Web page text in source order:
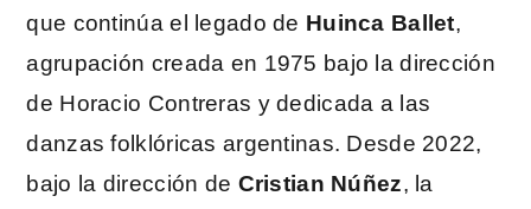
que continúa el legado de Huinca Ballet,
agrupación creada en 1975 bajo la dirección
de Horacio Contreras y dedicada a las
danzas folklóricas argentinas. Desde 2022,
bajo la dirección de Cristian Núñez, la